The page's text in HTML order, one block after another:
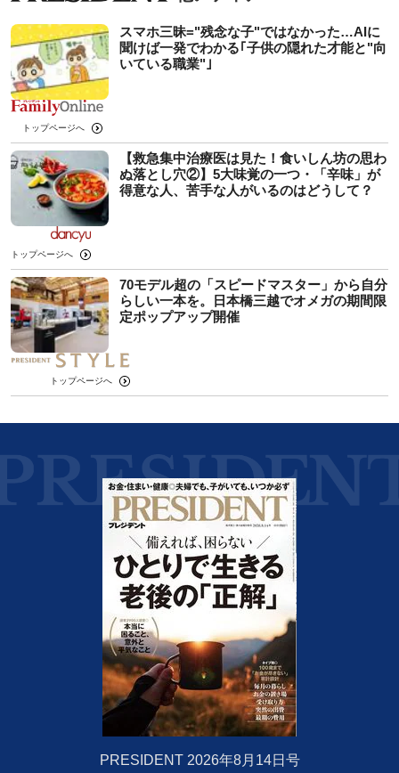
スマホ三昧="残念な子"ではなかった…AIに
聞けば一発でわかる｢子供の隠れた才能と"向
いている職業"｣
トップページへ
【救急集中治療医は見た！食いしん坊の思わ
ぬ落とし穴②】5大味覚の一つ・「辛味」が
得意な人、苦手な人がいるのはどうして？
トップページへ
70モデル超の「スピードマスター」から自分
らしい一本を。日本橋三越でオメガの期間限
定ポップアップ開催
トップページへ
PRESIDENT 2026年8月14日号